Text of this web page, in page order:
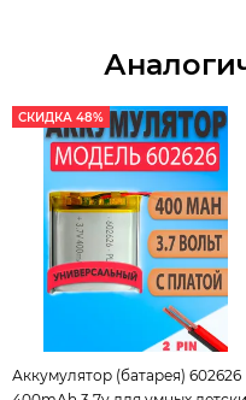
СКИДКА 48%
Аккумулятор (батарея) 602626